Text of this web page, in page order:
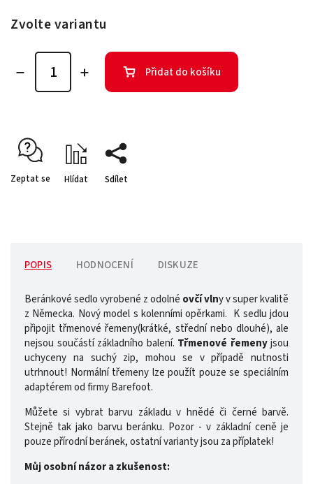
Zvolte variantu
Přidat do košíku
Zeptat se Hlídat Sdílet
POPIS HODNOCENÍ DISKUZE
Beránkové sedlo vyrobené z odolné ovčí vlny v super kvalitě
z Německa. Nový model s kolenními opěrkami. K sedlu jdou
připojit třmenové řemeny(krátké, střední nebo dlouhé), ale
nejsou součástí základního balení. Třmenové řemenyjsou
uchyceny na suchý zip, mohou se v případě nutnosti
utrhnout! Normální třemeny lze použít pouze se speciálním
adaptérem od firmy Barefoot.
Můžete si vybrat barvu základu v hnědé či černé barvě.
Stejně tak jako barvu beránku. Pozor - v základní ceně je
pouze přírodní beránek, ostatní varianty jsou za příplatek!
Můj osobní názor a zkušenost: